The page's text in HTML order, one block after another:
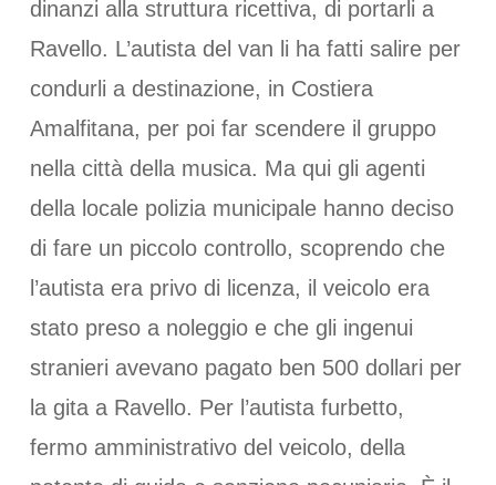
dinanzi alla struttura ricettiva, di portarli a
Ravello. L’autista del van li ha fatti salire per
condurli a destinazione, in Costiera
Amalfitana, per poi far scendere il gruppo
nella città della musica. Ma qui gli agenti
della locale polizia municipale hanno deciso
di fare un piccolo controllo, scoprendo che
l’autista era privo di licenza, il veicolo era
stato preso a noleggio e che gli ingenui
stranieri avevano pagato ben 500 dollari per
la gita a Ravello. Per l’autista furbetto,
fermo amministrativo del veicolo, della